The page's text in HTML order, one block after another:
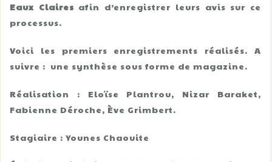
Eaux Claires afin d’enregistrer leurs avis sur ce
processus.
Voici les premiers enregistrements réalisés. A
suivre : une synthèse sous forme de magazine.
Réalisation : Eloïse Plantrou, Nizar Baraket,
Fabienne Déroche, Ève Grimbert.
Stagiaire : Younes Chaouite